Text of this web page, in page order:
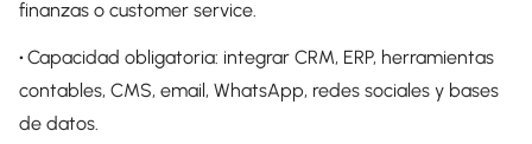
finanzas o customer service.
•Capacidad obligatoria: integrar CRM, ERP, herramientas
contables, CMS, email, WhatsApp, redes sociales y bases
de datos.